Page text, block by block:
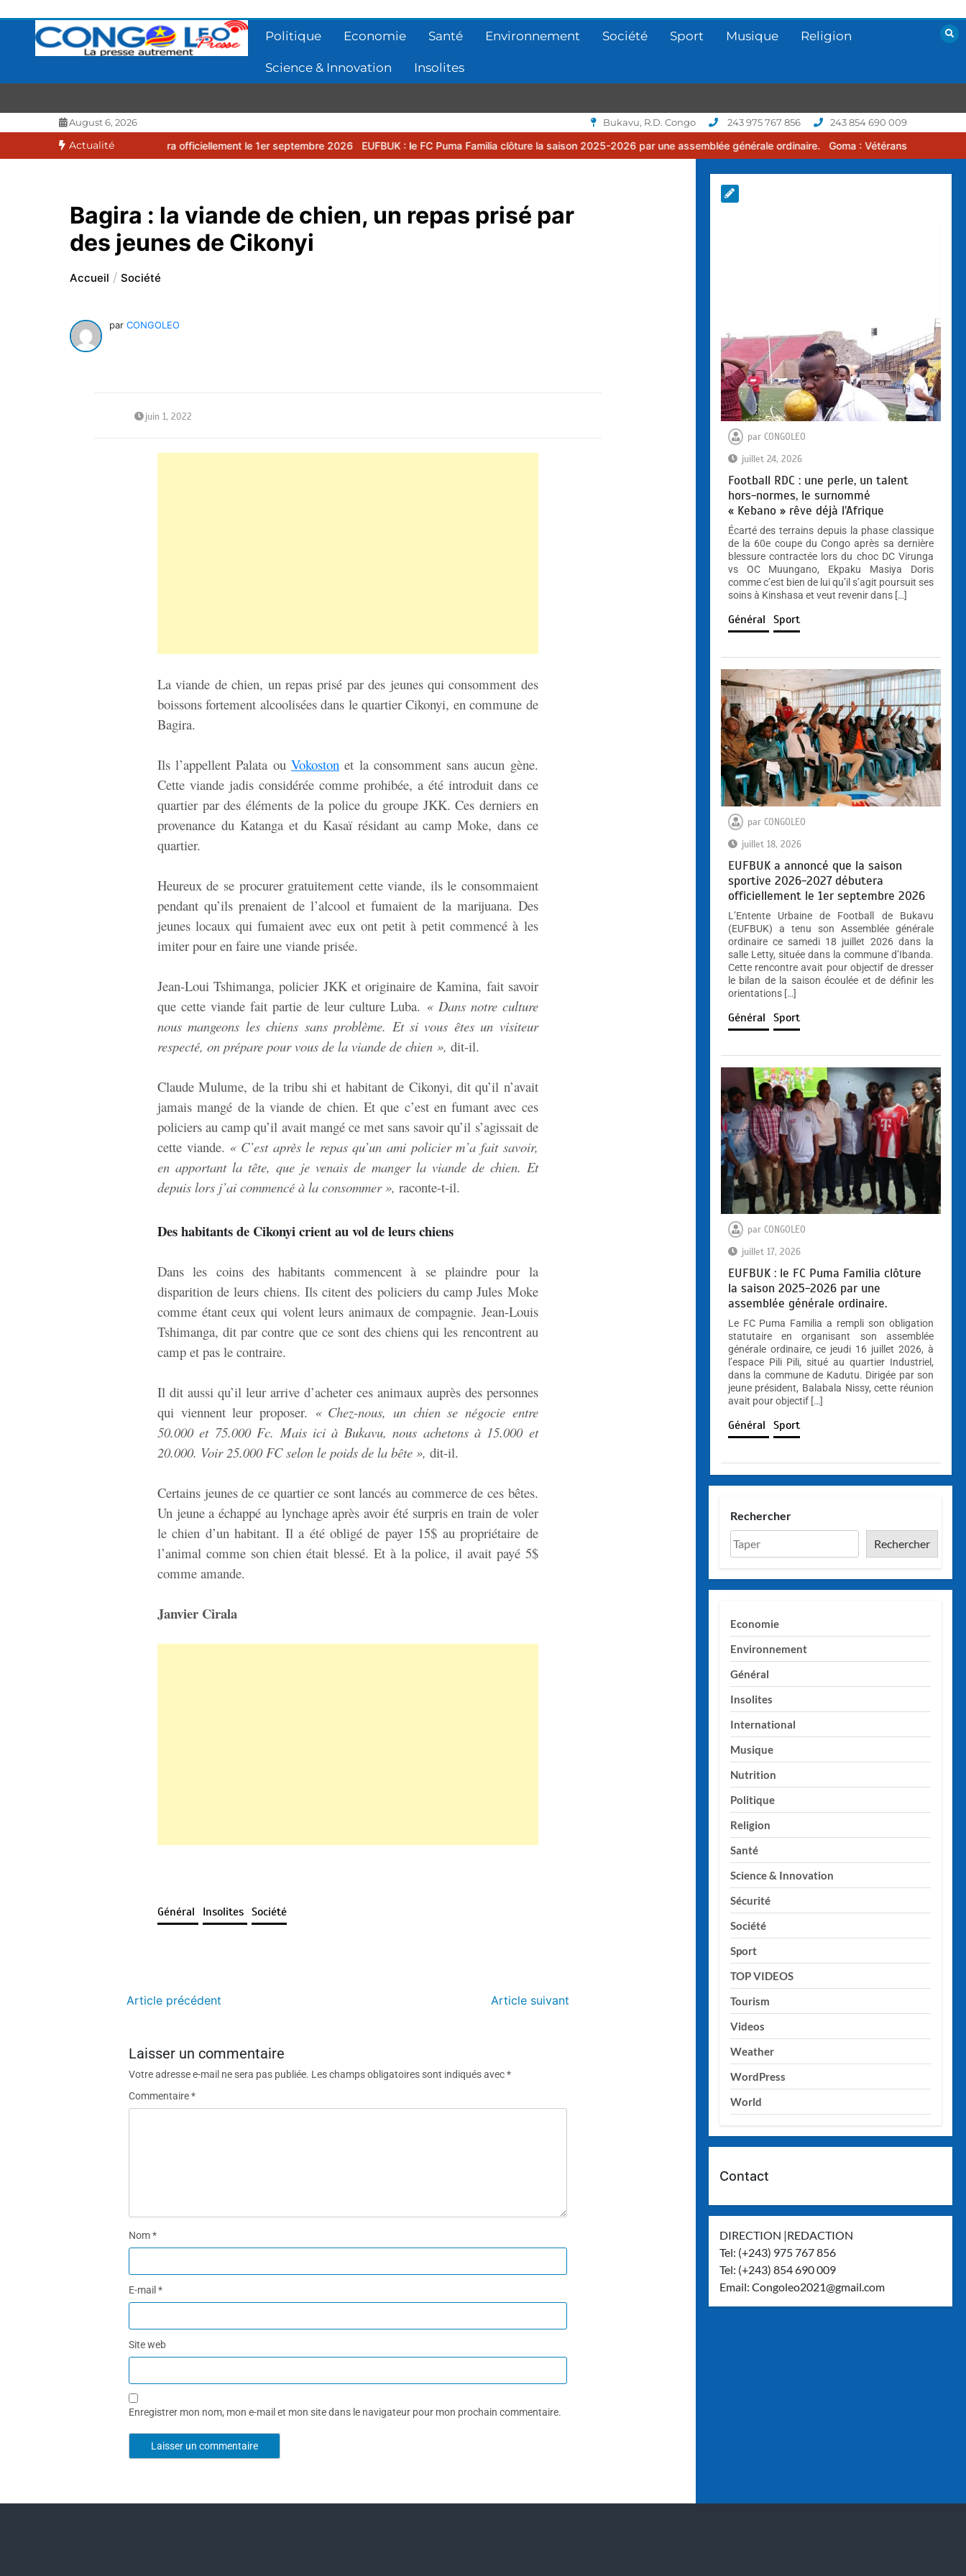
contenu
Politique Economie Santé Environnement Société Sport Musique Religion
Science & Innovation Insolites
CONGOLEO
La presse autrement
August 6, 2026 Bukavu, R.D. Congo 243 975 767 856 243 854 690 009
Actualité
2027 débutera officiellement le 1er septembre 2026 EUFBUK : le FC Puma Familia clôture la saison 2025-2026 par une assemblée générale ordinaire. Goma : Vétérans Cup 2026 -2027, une
Bagira : la viande de chien, un repas prisé par
des jeunes de Cikonyi
Accueil Société
par CONGOLEO
juin 1, 2022
La viande de chien, un repas prisé par des jeunes qui consomment des
boissons fortement alcoolisées dans le quartier Cikonyi, en commune de
Bagira.
Ils l’appellent Palata ouVokoston et la consomment sans aucun gène.
Cette viande jadis considérée comme prohibée, a été introduit dans ce
quartier par des éléments de la police du groupe JKK. Ces derniers en
provenance du Katanga et du Kasaï résidant au camp Moke, dans ce
quartier.
Heureux de se procurer gratuitement cette viande, ils le consommaient
pendant qu’ils prenaient de l’alcool et fumaient de la marijuana. Des
jeunes locaux qui fumaient avec eux ont petit à petit commencé à les
imiter pour en faire une viande prisée.
Jean-Loui Tshimanga, policier JKK et originaire de Kamina, fait savoir
que cette viande fait partie de leur culture Luba. « Dans notre culture
nous mangeons les chiens sans problème. Et si vous êtes un visiteur
respecté, on prépare pour vous de la viande de chien », dit-il.
Claude Mulume, de la tribu shi et habitant de Cikonyi, dit qu’il n’avait
jamais mangé de la viande de chien. Et que c’est en fumant avec ces
policiers au camp qu’il avait mangé ce met sans savoir qu’il s’agissait de
cette viande. « C’est après le repas qu’un ami policier m’a fait savoir,
en apportant la tête, que je venais de manger la viande de chien. Et
depuis lors j’ai commencé à la consommer », raconte-t-il.
Des habitants de Cikonyi crient au vol de leurs chiens
Dans les coins des habitants commencent à se plaindre pour la
disparition de leurs chiens. Ils citent des policiers du camp Jules Moke
comme étant ceux qui volent leurs animaux de compagnie. Jean-Louis
Tshimanga, dit par contre que ce sont des chiens qui les rencontrent au
camp et pas le contraire.
Il dit aussi qu’il leur arrive d’acheter ces animaux auprès des personnes
qui viennent leur proposer. « Chez-nous, un chien se négocie entre
50.000 et 75.000 Fc. Mais ici à Bukavu, nous achetons à 15.000 et
20.000. Voir 25.000 FC selon le poids de la bête », dit-il.
Certains jeunes de ce quartier ce sont lancés au commerce de ces bêtes.
Un jeune a échappé au lynchage après avoir été surpris en train de voler
le chien d’un habitant. Il a été obligé de payer 15$ au propriétaire de
l’animal comme son chien était blessé. Et à la police, il avait payé 5$
comme amande.
Janvier Cirala
Général Insolites Société
Article précédent Article suivant
Laisser un commentaire
Votre adresse e-mail ne sera pas publiée. Les champs obligatoires sont indiqués avec*
Commentaire*
Nom*
E-mail *
Site web
Enregistrer mon nom, mon e-mail et mon site dans le navigateur pour mon prochain commentaire.
par CONGOLEO
juillet 24, 2026
Football RDC : une perle, un talent
hors-normes, le surnommé
« Kebano » rêve déjà l’Afrique
Écarté des terrains depuis la phase classique
de la 60e coupe du Congo après sa dernière
blessure contractée lors du choc DC Virunga
vs OC Muungano, Ekpaku Masiya Doris
comme c’est bien de lui qu’il s’agit poursuit ses
soins à Kinshasa et veut revenir dans […]
Général Sport
par CONGOLEO
juillet 18, 2026
EUFBUK a annoncé que la saison
sportive 2026-2027 débutera
officiellement le 1er septembre 2026
L’Entente Urbaine de Football de Bukavu
(EUFBUK) a tenu son Assemblée générale
ordinaire ce samedi 18 juillet 2026 dans la
salle Letty, située dans la commune d’Ibanda.
Cette rencontre avait pour objectif de dresser
le bilan de la saison écoulée et de définir les
orientations […]
Général Sport
par CONGOLEO
juillet 17, 2026
EUFBUK : le FC Puma Familia clôture
la saison 2025-2026 par une
assemblée générale ordinaire.
Le FC Puma Familia a rempli son obligation
statutaire en organisant son assemblée
générale ordinaire, ce jeudi 16 juillet 2026, à
l’espace Pili Pili, situé au quartier Industriel,
dans la commune de Kadutu. Dirigée par son
jeune président, Balabala Nissy, cette réunion
avait pour objectif […]
Général Sport
Rechercher
Rechercher
Economie
Environnement
Général
Insolites
International
Musique
Nutrition
Politique
Religion
Santé
Science & Innovation
Sécurité
Société
Sport
TOP VIDEOS
Tourism
Videos
Weather
WordPress
World
Contact
DIRECTION |REDACTION
Tel: (+243) 975 767 856
Tel: (+243) 854 690 009
Email:Congoleo2021@gmail.com